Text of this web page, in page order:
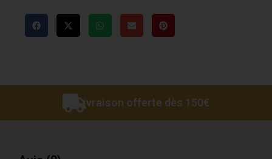
Livraison offerte dès 150€